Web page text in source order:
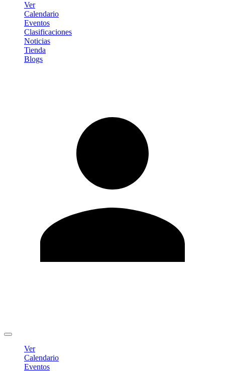
Ver
Calendario
Eventos
Clasificaciones
Noticias
Tienda
Blogs
Ver
Calendario
Eventos